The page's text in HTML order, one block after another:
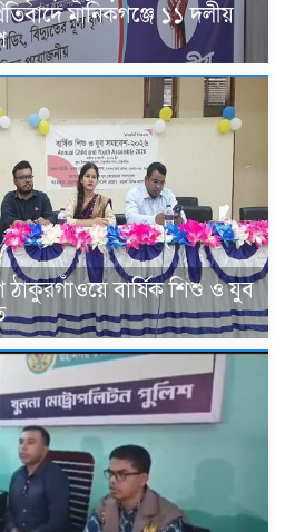
মানিকগঞ্জে ১১ দলীয়
ঠাকুরগাঁওয়ে বার্ষিক শিশু ও যুব